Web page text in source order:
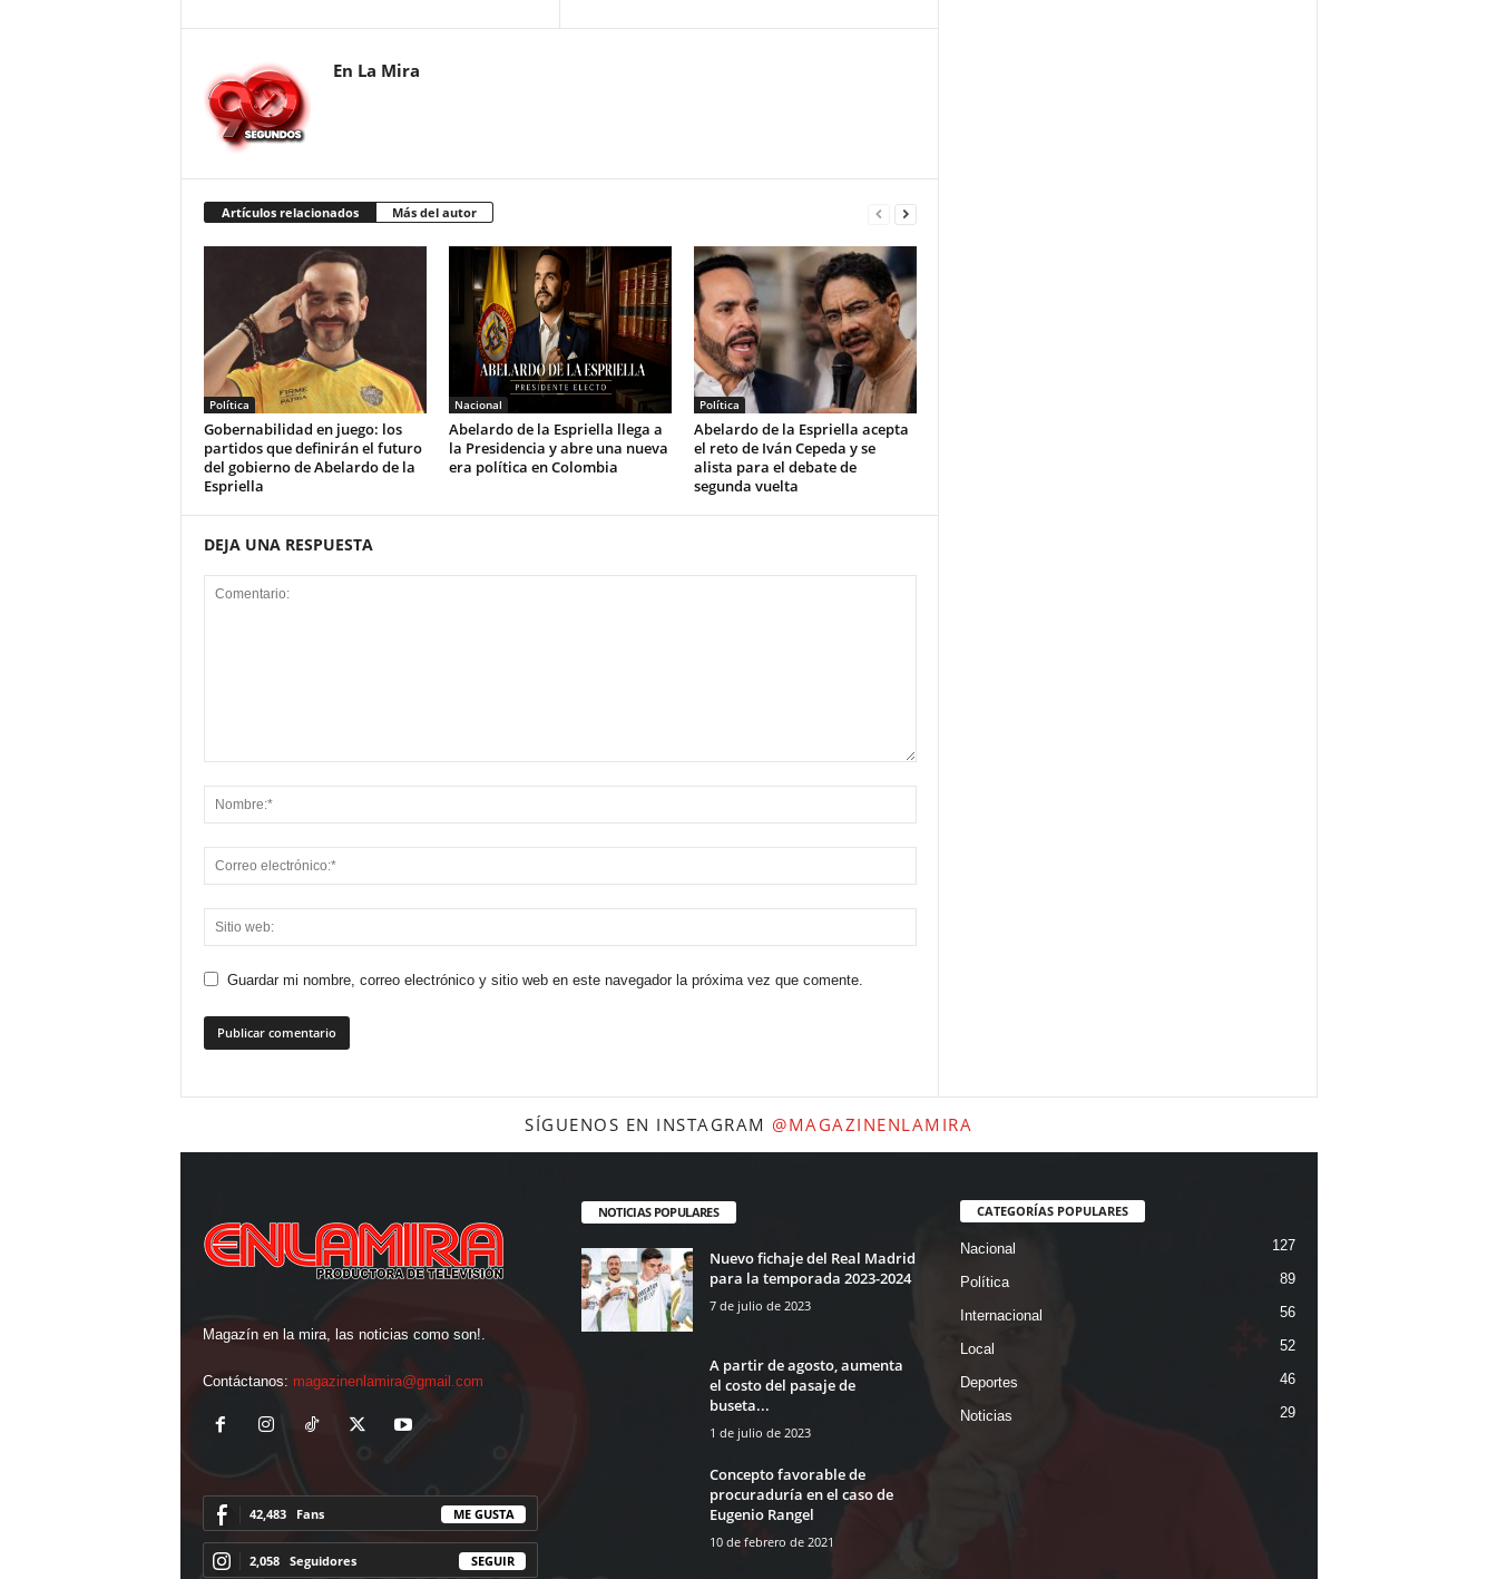
En La Mira
Artículos relacionados Más del autor
Política
Gobernabilidad en juego: los
partidos que definirán el futuro
del gobierno de Abelardo de la
Espriella
Nacional
Abelardo de la Espriella llega a
la Presidencia y abre una nueva
era política en Colombia
Política
Abelardo de la Espriella acepta
el reto de Iván Cepeda y se
alista para el debate de
segunda vuelta
DEJA UNA RESPUESTA
Guardar mi nombre, correo electrónico y sitio web en este navegador la próxima vez que comente.
SÍGUENOS EN INSTAGRAM @MAGAZINENLAMIRA
Magazín en la mira, las noticias como son!.
Contáctanos: magazinenlamira@gmail.com
42,483 Fans ME GUSTA
2,058 Seguidores SEGUIR
NOTICIAS POPULARES
Nuevo fichaje del Real Madrid
para la temporada 2023-2024
7 de julio de 2023
A partir de agosto, aumenta
el costo del pasaje de
buseta...
1 de julio de 2023
Concepto favorable de
procuraduría en el caso de
Eugenio Rangel
10 de febrero de 2021
CATEGORÍAS POPULARES
Nacional 127
Política 89
Internacional 56
Local 52
Deportes 46
Noticias 29